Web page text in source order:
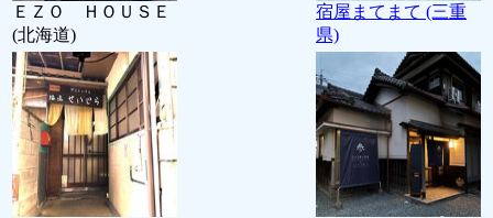
ＥＺＯ ＨＯＵＳＥ
(北海道)
宿屋まてまて (三重
県)